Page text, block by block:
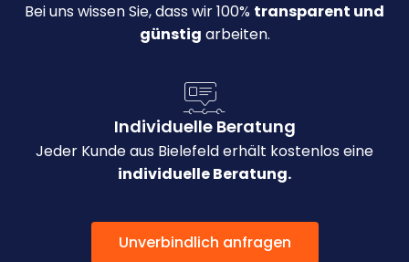
Bei uns wissen Sie, dass wir 100% transparent und
günstig arbeiten.
Individuelle Beratung
Jeder Kunde aus Bielefeld erhält kostenlos eine
individuelle Beratung.
Unverbindlich anfragen